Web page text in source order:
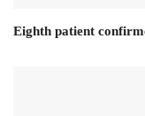
Eighth patient